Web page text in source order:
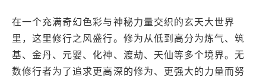
在一个充满奇幻色彩与神秘力量交织的玄天大世界
里，这里修行之风盛行。修为从低到高分为炼气、筑
基、金丹、元婴、化神、渡劫、天仙等多个境界。无
数修行者为了追求更高深的修为、更强大的力量而努